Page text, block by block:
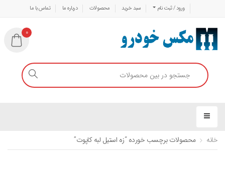
ورود / ثبت نام سبد خرید محصولات درباره ما تماس با ما
0
خانه محصولات برچسب خورده “زه استیل لبه کاپوت”